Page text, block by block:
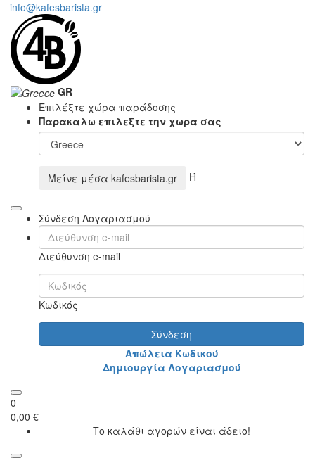
info@kafesbarista.gr
GR
Επιλέξτε χώρα παράδοσης
Παρακαλω επιλεξτε την χωρα σας
Μείνε μέσα kafesbarista.gr Ή
Σύνδεση Λογαριασμού
Διεύθυνση e-mail
Κωδικός
Σύνδεση
Απώλεια Κωδικού
Δημιουργία Λογαριασμού
0
0,00 €
Το καλάθι αγορών είναι άδειο!